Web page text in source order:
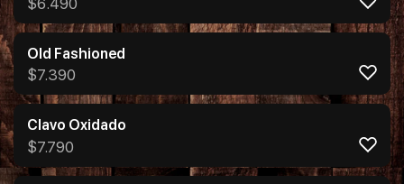
Old Fashioned
$7.390
Clavo Oxidado
$7.790